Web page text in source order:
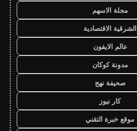
مجلة الاسهم
الشرقية الاقتصادية
عالم الايفون
مدونة كوكان
صحيفة نهج
كار نيوز
موقع خبرة التقني